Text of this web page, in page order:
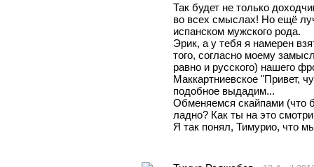
Так будет не только
во всех смыслах! Но ещё
испанском мужского рода.
Эрик, а у тебя я намерен
того, согласно моему
равно и русского) нашего
Маккартниевское "Привет,
подобное выдадим...
Обменяемся скайпами (что
ладно? Как ты на это
Я так понял, Тимурио, что